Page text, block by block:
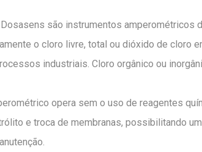
são instrumentos amperométricos
o cloro livre, total ou dióxido de cloro
industriais. Cloro orgânico ou
opera sem o uso de reagentes
e troca de membranas, possibilitando